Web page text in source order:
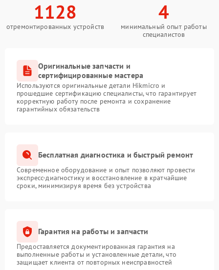
1128
отремонтированных устройств
4
минимальный опыт работы
специалистов
Оригинальные запчасти и
сертифицированные мастера
Используются оригинальные детали Hikmicro и
прошедшие сертификацию специалисты, что гарантирует
корректную работу после ремонта и сохранение
гарантийных обязательств
Бесплатная диагностика и быстрый ремонт
Современное оборудование и опыт позволяют провести
экспресс-диагностику и восстановление в кратчайшие
сроки, минимизируя время без устройства
Гарантия на работы и запчасти
Предоставляется документированная гарантия на
выполненные работы и установленные детали, что
защищает клиента от повторных неисправностей